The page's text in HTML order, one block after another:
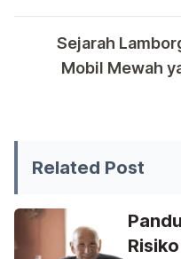
Dalam dunia
Sejarah
Mobil Mewah
Related Post